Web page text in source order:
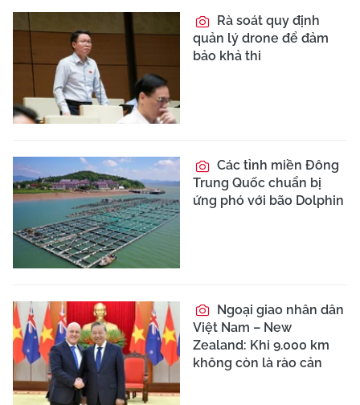
Rà soát quy định
quản lý drone để đảm
bảo khả thi
Các tỉnh miền Đông
Trung Quốc chuẩn bị
ứng phó với bão Dolphin
Ngoại giao nhân dân
Việt Nam – New
Zealand: Khi 9.000 km
không còn là rào cản